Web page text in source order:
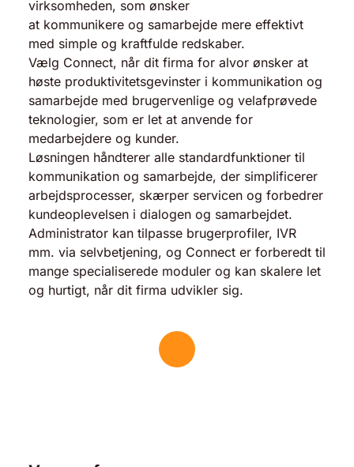
virksomheden, som ønsker
at kommunikere og samarbejde mere effektivt
med simple og kraftfulde redskaber.
Vælg Connect, når dit firma for alvor ønsker at
høste produktivitetsgevinster i kommunikation og
samarbejde med brugervenlige og velafprøvede
teknologier, som er let at anvende for
medarbejdere og kunder.
Løsningen håndterer alle standardfunktioner til
kommunikation og samarbejde, der simplificerer
arbejdsprocesser, skærper servicen og forbedrer
kundeoplevelsen i dialogen og samarbejdet.
Administrator kan tilpasse brugerprofiler, IVR
mm. via selvbetjening, og Connect er forberedt til
mange specialiserede moduler og kan skalere let
og hurtigt, når dit firma udvikler sig.